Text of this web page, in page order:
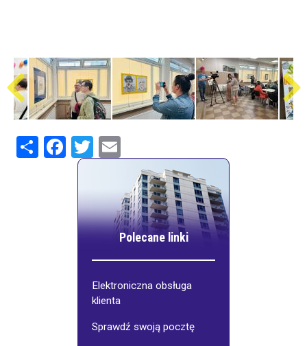
ShareFacebook
Twitter
Polecane linki
Elektroniczna obsługa
klienta
Sprawdź swoją pocztę